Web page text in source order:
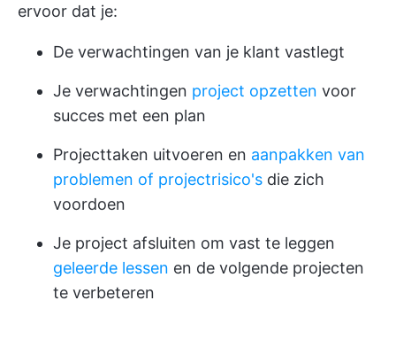
ervoor dat je:
De verwachtingen van je klant vastlegt
Je verwachtingen project opzetten voor
succes met een plan
Projecttaken uitvoeren en aanpakken van
problemen of projectrisico's die zich
voordoen
Je project afsluiten om vast te leggen
geleerde lessen en de volgende projecten
te verbeteren